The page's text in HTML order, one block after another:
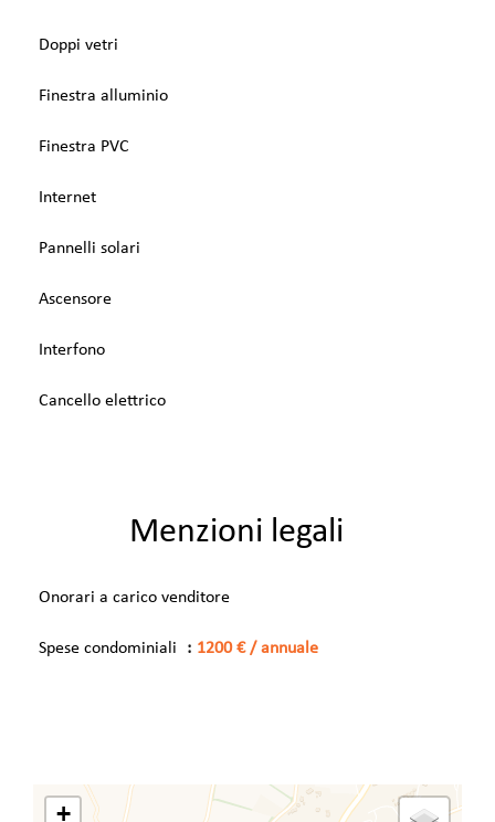
Doppi vetri
Finestra alluminio
Finestra PVC
Internet
Pannelli solari
Ascensore
Interfono
Cancello elettrico
Menzioni legali
Onorari a carico venditore
Spese condominiali 1200 € / annuale
+